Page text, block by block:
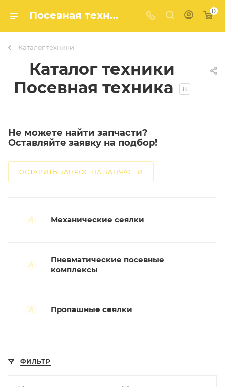
Посевная техника CASE IH, KUHN, SALFORD и TANZI – Современные решения для точного посева 0
Каталог техники
Каталог техники
Посевная техника
8
Не можете найти запчасти?
Оставляйте заявку на подбор!
ОСТАВИТЬ ЗАПРОС НА ЗАПЧАСТИ
Механические сеялки
Пневматические посевные
комплексы
Пропашные сеялки
ФИЛЬТР